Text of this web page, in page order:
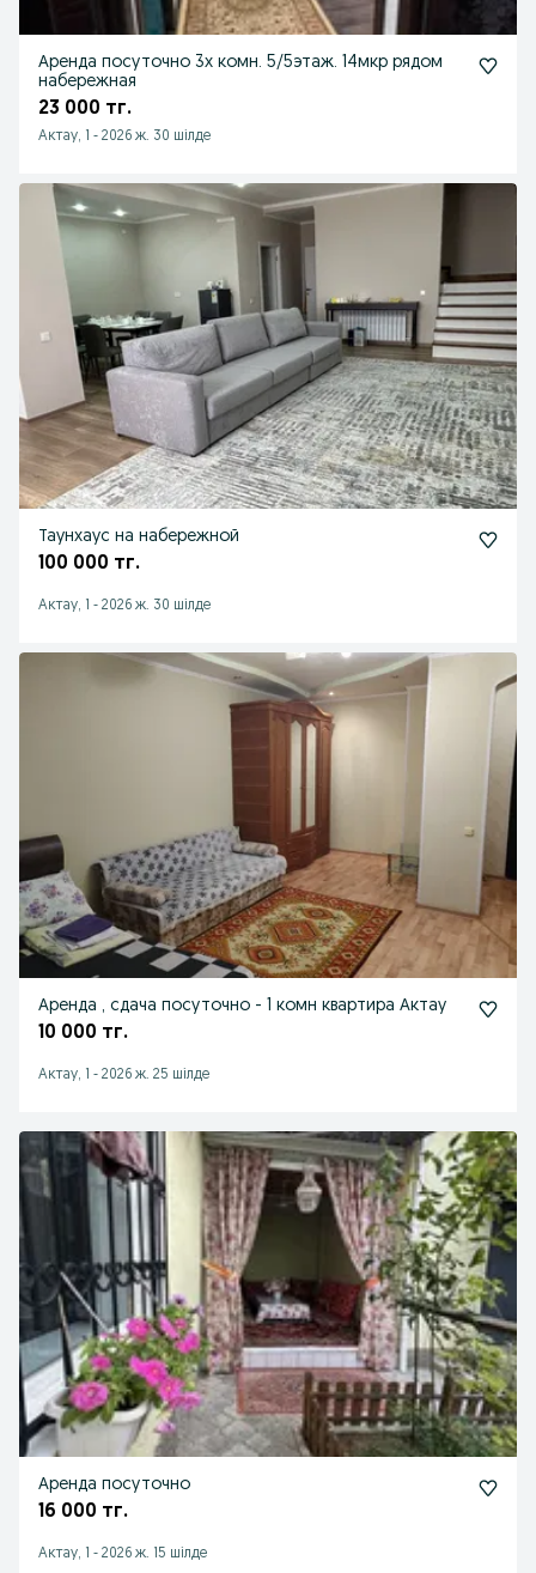
Аренда посуточно 3х комн. 5/5этаж. 14мкр рядом
набережная
23 000 тг.
Актау, 1 - 2026 ж. 30 шілде
Таунхаус на набережной
100 000 тг.
Актау, 1 - 2026 ж. 30 шілде
Аренда , сдача посуточно - 1 комн квартира Актау
10 000 тг.
Актау, 1 - 2026 ж. 25 шілде
Аренда посуточно
16 000 тг.
Актау, 1 - 2026 ж. 15 шілде